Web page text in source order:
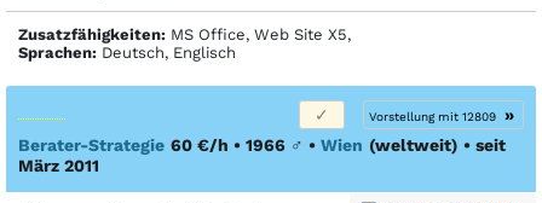
Zusatzfähigkeiten: MS Office, Web Site X5,
Sprachen: Deutsch, Englisch
Vorstellung mit 12809
»
Berater-Strategie 60 €/h • 1966 ♂ • Wien (weltweit) • seit
März 2011